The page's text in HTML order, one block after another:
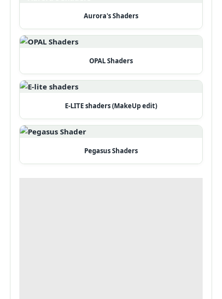
Aurora's Shaders
OPAL Shaders
E-LITE shaders (MakeUp edit)
Pegasus Shaders